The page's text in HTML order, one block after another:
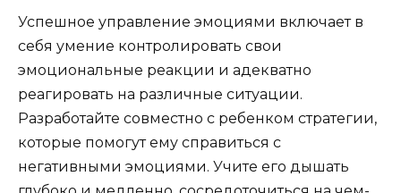
Успешное управление эмоциями включает в
себя умение контролировать свои
эмоциональные реакции и адекватно
реагировать на различные ситуации.
Разработайте совместно с ребенком стратегии,
которые помогут ему справиться с
негативными эмоциями. Учите его дышать